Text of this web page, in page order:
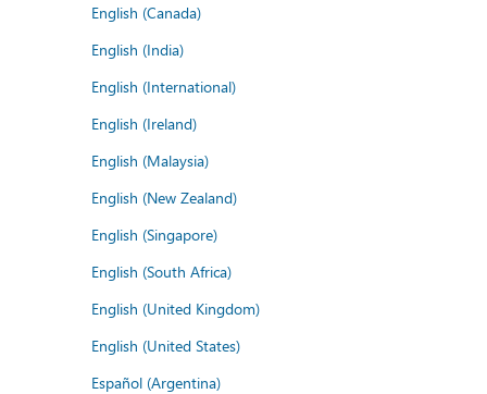
English (Canada)
English (India)
English (International)
English (Ireland)
English (Malaysia)
English (New Zealand)
English (Singapore)
English (South Africa)
English (United Kingdom)
English (United States)
Español (Argentina)